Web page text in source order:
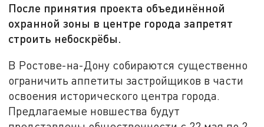
После принятия проекта объединённой
охранной зоны в центре города запретят
строить небоскрёбы.
В Ростове-на-Дону собираются существенно
ограничить аппетиты застройщиков в части
освоения исторического центра города.
Предлагаемые новшества будут